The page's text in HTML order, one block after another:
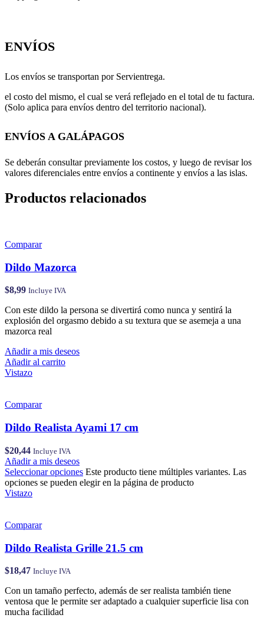
ENVÍOS
Los envíos se transportan por Servientrega.
el costo del mismo, el cual se verá reflejado en el total de tu factura.
(Solo aplica para envíos dentro del territorio nacional).
ENVÍOS A GALÁPAGOS
Se deberán consultar previamente los costos, y luego de revisar los
valores diferenciales entre envíos a continente y envíos a las islas.
Productos relacionados
Comparar
Dildo Mazorca
$8,99 Incluye IVA
Con este dildo la persona se divertirá como nunca y sentirá la
explosión del orgasmo debido a su textura que se asemeja a una
mazorca real
Añadir a mis deseos
Añadir al carrito
Vistazo
Comparar
Dildo Realista Ayami 17 cm
$20,44 Incluye IVA
Añadir a mis deseos
Seleccionar opciones Este producto tiene múltiples variantes. Las
opciones se pueden elegir en la página de producto
Vistazo
Comparar
Dildo Realista Grille 21.5 cm
$18,47 Incluye IVA
Con un tamaño perfecto, además de ser realista también tiene
ventosa que le permite ser adaptado a cualquier superficie lisa con
mucha facilidad